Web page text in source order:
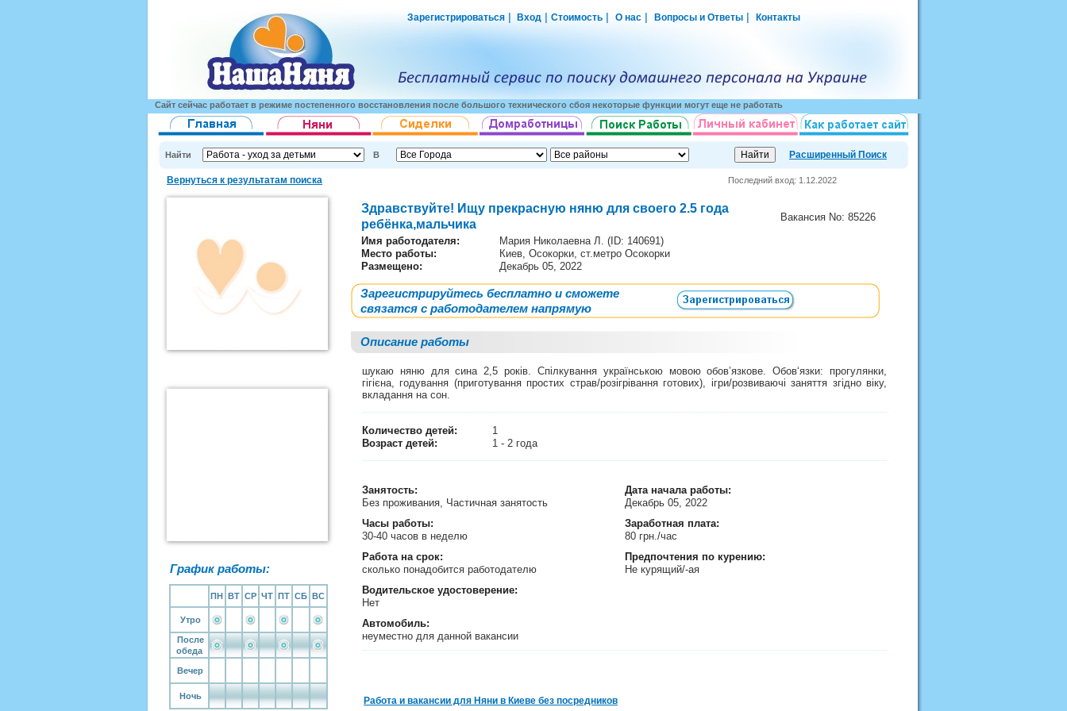
Зарегистрироваться Вход Стоимость О нас Вопросы и Ответы Контакты
Сайт сейчас работает в режиме постепенного восстановления после большого технического сбоя некоторые функции могут еще не работать
Найти В Расширенный Поиск
Вернуться к результатам поиска Последний вход: 1.12.2022
График работы:
ПН ВТ СР ЧТ ПТ СБ ВС
Утро
После
обеда
Вечер
Ночь
Здравствуйте! Ищу прекрасную няню для своего 2.5 года
ребёнка,мальчика
Вакансия No: 85226
Имя работодателя:
Мария Николаевна Л. (ID: 140691)
Место работы:
Киев, Осокорки, ст.метро Осокорки
Размещено:
Декабрь 05, 2022
Зарегистрируйтесь бесплатно и сможете
связатся с работодателем напрямую
Описание работы
шукаю няню для сина 2,5 років. Спілкування українською мовою обов’язкове. Обов‘язки: прогулянки,
гігієна, годування (приготування простих страв/розігрівання готових), ігри/розвиваючі заняття згідно віку,
вкладання на сон.
Количество детей:
1
Возраст детей:
1 - 2 года
Занятость:
Без проживания, Частичная занятость
Часы работы:
30-40 часов в неделю
Работа на срок:
сколько понадобится работодателю
Водительское удостоверение:
Нет
Автомобиль:
неуместно для данной вакансии
Дата начала работы:
Декабрь 05, 2022
Заработная плата:
80 грн./час
Предпочтения по курению:
Не курящий/-ая
Работа и вакансии для Няни в Киеве без посредников